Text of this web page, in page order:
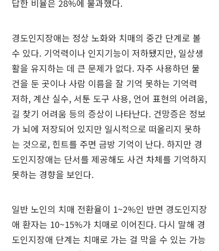
답한 비율은 28%에 불과했다.
경도인지장애는 정상 노화와 치매의 중간 단계로 볼
수 있다. 기억력이나 인지기능이 저하됐지만, 일상생
활을 유지하는 데 큰 문제가 없다. 자주 사용하던 물
건을 둔 곳이나 사람 이름을 잘 기억 못하는 기억력
저하, 계산 실수, 서툰 도구 사용, 언어 표현의 어려움,
길 찾기 어려움 등의 증상이 나타난다. 건망증은 정보
가 뇌에 저장되어 있지만 일시적으로 떠올리지 못하
는 것으로, 힌트를 주면 금방 기억이 난다. 하지만 경
도인지장애는 단서를 제공해도 사건 차체를 기억하지
못하는 경향을 보인다.
일반 노인의 치매 전환율이 1~2%인 반면 경도인지장
애 환자는 10~15%가 치매로 이어진다. 다시 말해 경
도인지장애 단계는 치매로 가는 걸 막을 수 있는 가능